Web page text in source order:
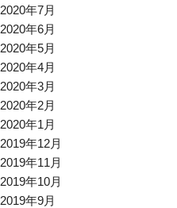
2020年7月
2020年6月
2020年5月
2020年4月
2020年3月
2020年2月
2020年1月
2019年12月
2019年11月
2019年10月
2019年9月